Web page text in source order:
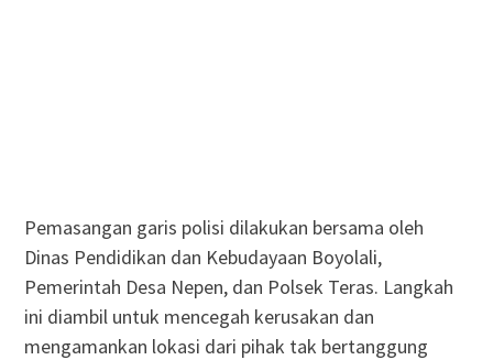
Pemasangan garis polisi dilakukan bersama oleh
Dinas Pendidikan dan Kebudayaan Boyolali,
Pemerintah Desa Nepen, dan Polsek Teras. Langkah
ini diambil untuk mencegah kerusakan dan
mengamankan lokasi dari pihak tak bertanggung